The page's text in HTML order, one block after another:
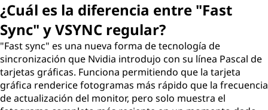
¿Cuál es la diferencia entre "Fast
Sync" y VSYNC regular?
"Fast sync" es una nueva forma de tecnología de
sincronización que Nvidia introdujo con su línea Pascal de
tarjetas gráficas. Funciona permitiendo que la tarjeta
gráfica renderice fotogramas más rápido que la frecuencia
de actualización del monitor, pero solo muestra el